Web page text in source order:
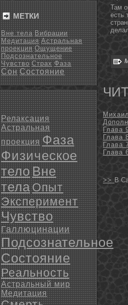
МЕТКИ
Вне тела Вибрации
Медитация Астральная
проекция Ощущение
Подсознательное
Чувство Страх Фаза
Сон Состояние
Релаксация
Астральная
проекция Фаза
Физическое
тело Вне
телаОпыт
Эксперимент
Чувство
Галлюцинации
Подсознательное
Состояние
Реальность
Астральный мир
Медитация
Там
есть
Глава
Глава
Глава
Глава
>> В